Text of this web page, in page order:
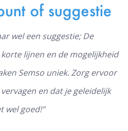
of suggestie
wel een suggestie; De
lijnen en de mogelijkheid
Semso uniek. Zorg ervoor
en dat je geleidelijk
wel goed!"